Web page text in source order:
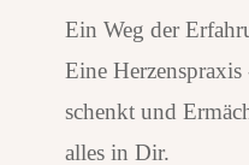
Ein Weg der
Eine
schenkt und
alles in Dir.